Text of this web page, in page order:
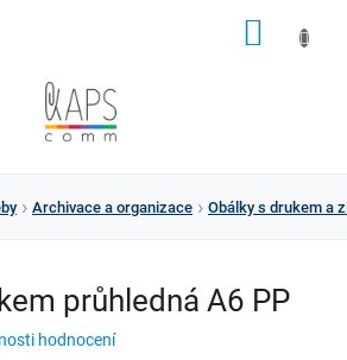
Archivace a organizace Obálky s drukem a
průhledná A6 PP
hodnocení